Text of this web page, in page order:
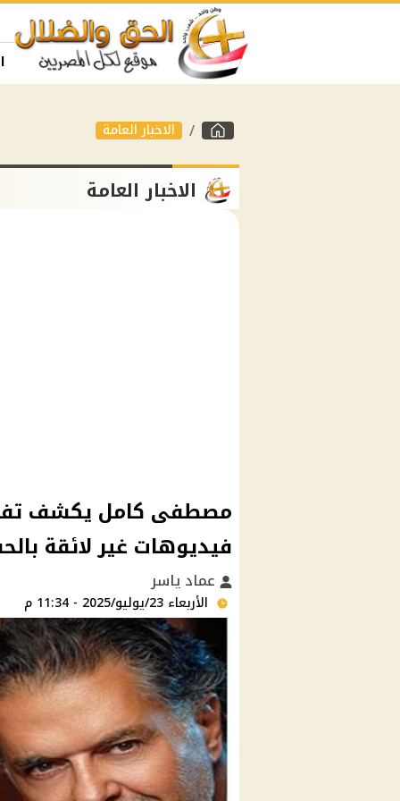
الاخبار العامة
الاخبار العامة
مصطفى كامل يكشف
فيديوهات غير لائقة
عماد ياسر
الأربعاء 23/يوليو/2025 - 11:34 م